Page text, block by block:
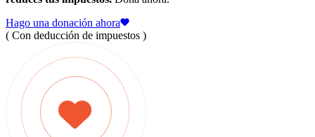
Hago una donación ahora
( Con deducción de impuestos )